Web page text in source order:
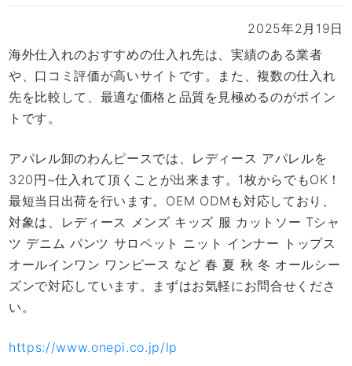
2025年2月19日
海外仕入れのおすすめの仕入れ先は、実績のある業者
や、口コミ評価が高いサイトです。また、複数の仕入れ
先を比較して、最適な価格と品質を見極めるのがポイン
トです。
アパレル卸のわんピースでは、レディース アパレルを
320円~仕入れて頂くことが出来ます。1枚からでもOK！
最短当日出荷を行います。OEM ODMも対応しており、
対象は、レディース メンズ キッズ 服 カットソー Tシャ
ツ デニム パンツ サロペット ニット インナー トップス
オールインワン ワンピース など 春 夏 秋 冬 オールシー
ズンで対応しています。まずはお気軽にお問合せくださ
い。
https://www.onepi.co.jp/lp